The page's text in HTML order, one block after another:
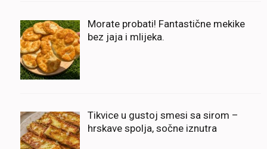
Morate probati! Fantastične mekike
bez jaja i mlijeka.
Tikvice u gustoj smesi sa sirom –
hrskave spolja, sočne iznutra